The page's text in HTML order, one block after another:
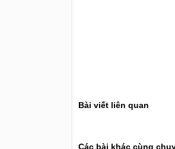
Bài viết liên quan
Các bài khác cùng